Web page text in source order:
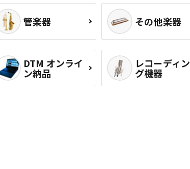
管楽器 その他楽器
DTM オンライ
ン納品
レコーディン
グ機器